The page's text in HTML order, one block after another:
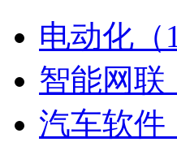
电动化（
智能网联
汽车软件